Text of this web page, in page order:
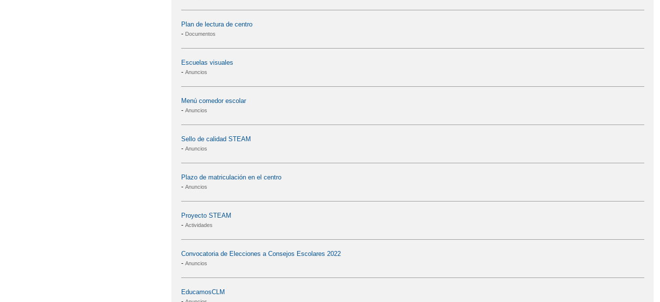
Plan de lectura de centro
- Documentos
Escuelas visuales
- Anuncios
Menú comedor escolar
- Anuncios
Sello de calidad STEAM
- Anuncios
Plazo de matriculación en el centro
- Anuncios
Proyecto STEAM
- Actividades
Convocatoria de Elecciones a Consejos Escolares 2022
- Anuncios
EducamosCLM